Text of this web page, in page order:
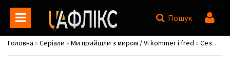
Пошук
Головна » Серіали » Ми прийшли з миром / Vi kommer i fred » Сезон 1